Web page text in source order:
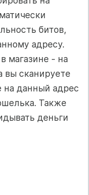
битов,
адресу.
магазине - на
вы сканируете
на данный адрес
Также
деньги